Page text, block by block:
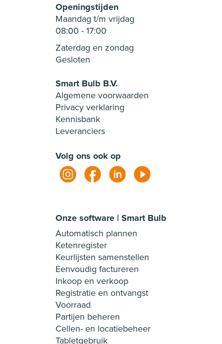
Openingstijden
Maandag t/m vrijdag
08:00 -17:00
Zaterdag en zondag
Gesloten
Smart Bulb B.V.
Algemene voorwaarden
Privacy verklaring
Kennisbank
Leveranciers
Volg ons ook op
Onze software | Smart Bulb
Automatisch plannen
Ketenregister
Keurlijsten samenstellen
Eenvoudig factureren
Inkoop en verkoop
Registratie en ontvangst
Voorraad
Partijen beheren
Cellen- en locatiebeheer
Tabletgebruik